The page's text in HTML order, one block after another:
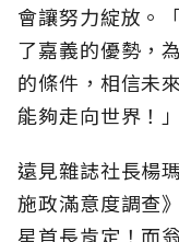
會讓努力綻放。
了嘉義的優勢，
的條件，相信未
能夠走向世界！」
遠見雜誌社長楊
施政滿意度調查
星首長肯定！而